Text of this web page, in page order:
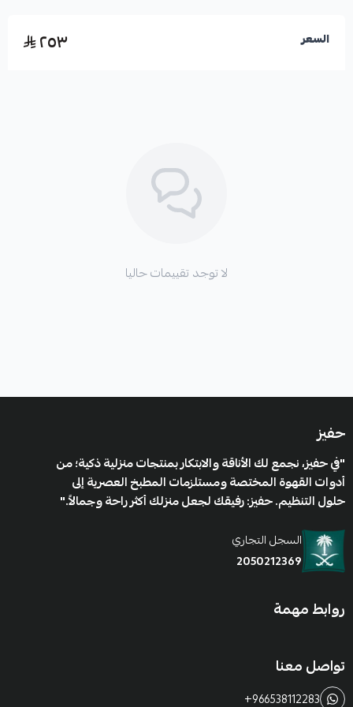
الشرقية التي تعشقها النفوس.
( هذا المنتج غير قابل للإسترجاع او الإستبدال )
السعر ٢٥٣
لا توجد تقييمات حاليا
حفيز
"في حفيز، نجمع لك الأناقة والابتكار بمنتجات منزلية ذكية؛ من
أدوات القهوة المختصة ومستلزمات المطبخ العصرية إلى
حلول التنظيم. حفيز: رفيقك لجعل منزلك أكثر راحة وجمالاً."
السجل التجاري
2050212369
روابط مهمة
تواصل معنا
+966538112283